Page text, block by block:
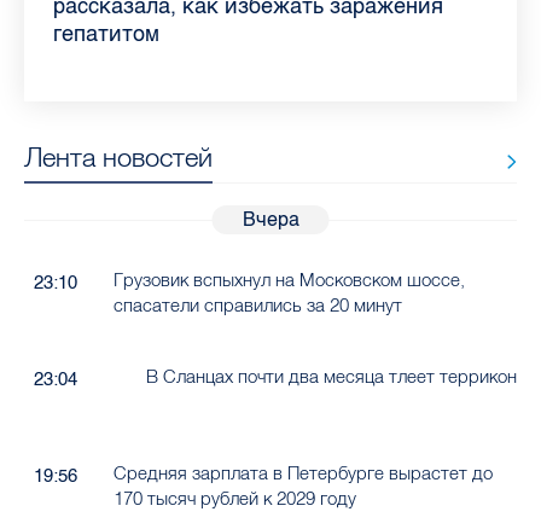
Ленобласти во II квартале 2026 года
рассказала, как избежать заражения
гепатитом
конкурс
работающих родителей
главные вопросы о заболевании
в жару
Лента новостей
Вчера
23:10
Грузовик вспыхнул на Московском шоссе,
спасатели справились за 20 минут
23:04 В Сланцах почти два месяца тлеет террикон
19:56
Средняя зарплата в Петербурге вырастет до
170 тысяч рублей к 2029 году